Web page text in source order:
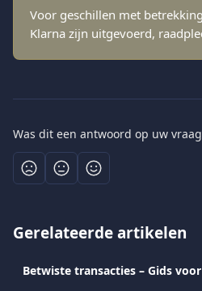
Voor geschillen met
Klarna zijn uitgevoerd,
Was dit een antwoord op uw
Gerelateerde artikelen